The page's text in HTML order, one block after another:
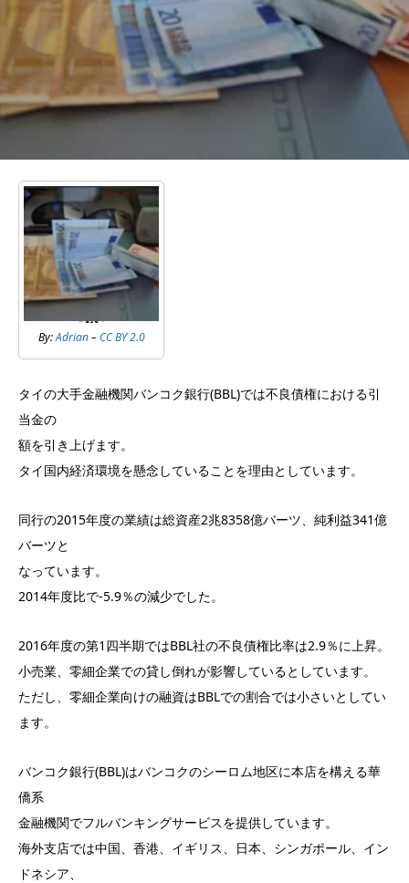
By:Adrian–CC BY 2.0
タイの大手金融機関バンコク銀行(BBL)では不良債権における引
当金の
額を引き上げます。
タイ国内経済環境を懸念していることを理由としています。
同行の2015年度の業績は総資産2兆8358億バーツ、純利益341億
バーツと
なっています。
2014年度比で-5.9％の減少でした。
2016年度の第1四半期ではBBL社の不良債権比率は2.9％に上昇。
小売業、零細企業での貸し倒れが影響しているとしています。
ただし、零細企業向けの融資はBBLでの割合では小さいとしてい
ます。
バンコク銀行(BBL)はバンコクのシーロム地区に本店を構える華
僑系
金融機関でフルバンキングサービスを提供しています。
海外支店では中国、香港、イギリス、日本、シンガポール、イン
ドネシア、